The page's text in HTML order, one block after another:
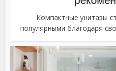
Компактные унитазы
популярными благодаря